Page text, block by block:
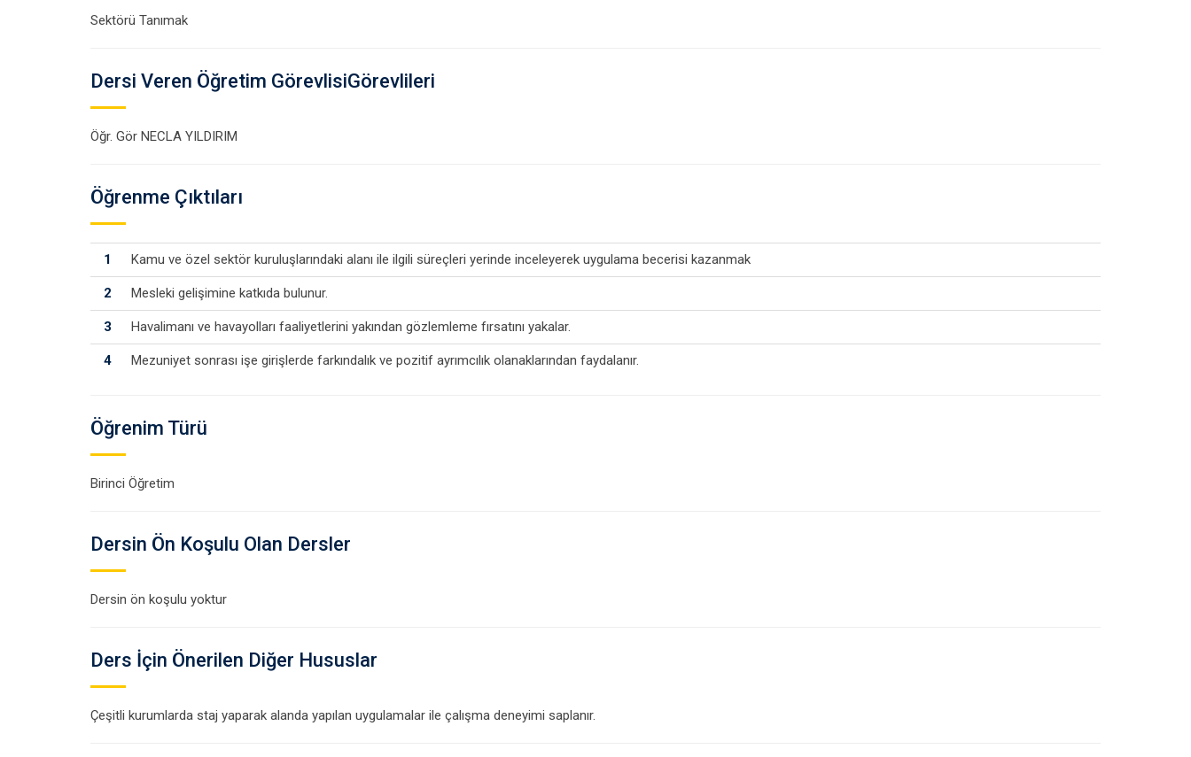
Sektörü Tanımak
Dersi Veren Öğretim GörevlisiGörevlileri
Öğr. Gör NECLA YILDIRIM
Öğrenme Çıktıları
1 Kamu ve özel sektör kuruluşlarındaki alanı ile ilgili süreçleri yerinde inceleyerek uygulama becerisi kazanmak
2 Mesleki gelişimine katkıda bulunur.
3 Havalimanı ve havayolları faaliyetlerini yakından gözlemleme fırsatını yakalar.
4 Mezuniyet sonrası işe girişlerde farkındalık ve pozitif ayrımcılık olanaklarından faydalanır.
Öğrenim Türü
Birinci Öğretim
Dersin Ön Koşulu Olan Dersler
Dersin ön koşulu yoktur
Ders İçin Önerilen Diğer Hususlar
Çeşitli kurumlarda staj yaparak alanda yapılan uygulamalar ile çalışma deneyimi saplanır.